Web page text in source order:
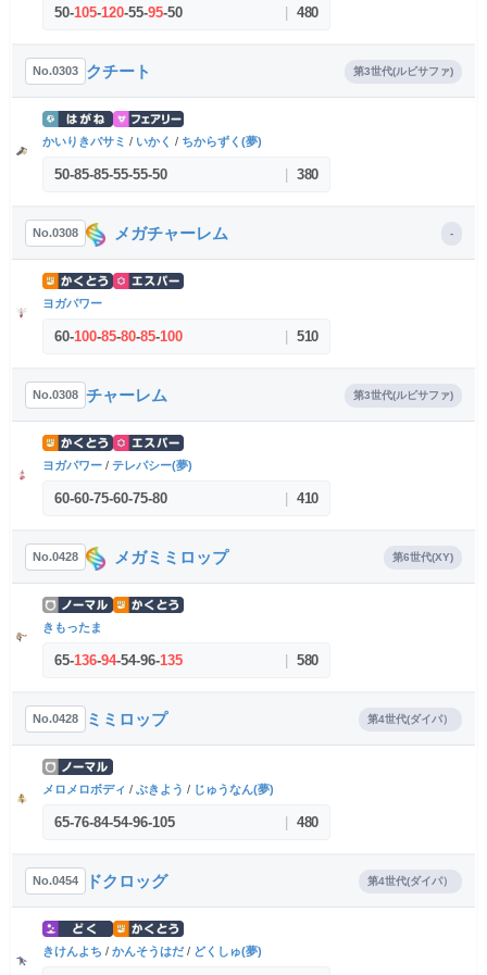
50-105-120-55-95-50 480
No.0303 クチート 第3世代(ルビサファ)
かいりきバサミ / いかく / ちからずく(夢)
50-85-85-55-55-50 380
No.0308 メガチャーレム -
ヨガパワー
60-100-85-80-85-100 510
No.0308 チャーレム 第3世代(ルビサファ)
ヨガパワー / テレパシー(夢)
60-60-75-60-75-80 410
No.0428 メガミミロップ 第6世代(XY)
きもったま
65-136-94-54-96-135 580
No.0428 ミミロップ 第4世代(ダイパ）
メロメロボディ / ぶきよう / じゅうなん(夢)
65-76-84-54-96-105 480
No.0454 ドクロッグ 第4世代(ダイパ）
きけんよち / かんそうはだ / どくしゅ(夢)